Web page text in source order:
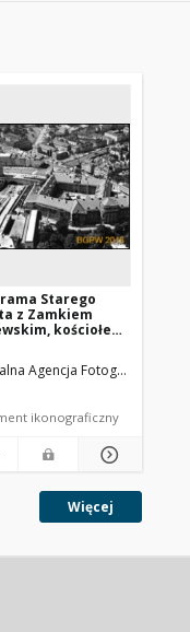
Instytucja sprawcza
Starego
z Zamkiem
kościołem
od strony
pod Blachą w
Agencja Fotograficzna.
ikonograficzny
Więcej